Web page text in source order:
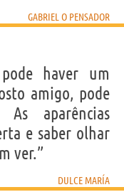
GABRIEL O PENSADOR
haver um
amigo, pode
aparências
e saber olhar
ver.”
DULCE MARÍA